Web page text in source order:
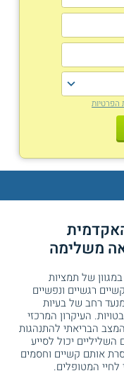
הפרטיות
משלימה
של תמציות
רגשיים ונפשיים
רחב של בעיות
העיקרון המרכזי
הבריאתי להתנהגות
השליליים יכול לסייע
אותם קשיים וחסמים
לחיי המטופלים.